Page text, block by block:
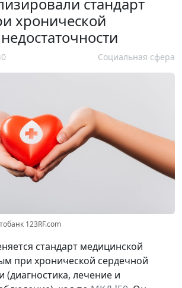
хронической
Социальная сфера
123RF.com
стандарт медицинской
при хронической сердечной
(диагностика, лечение и